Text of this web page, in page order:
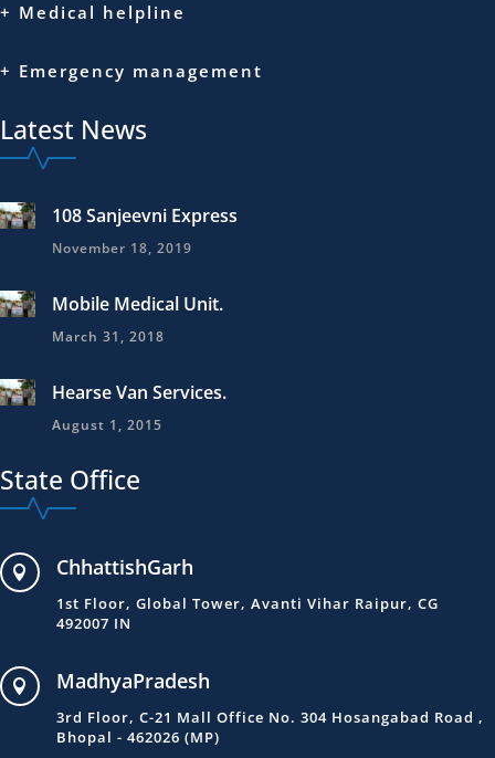
+ Medical helpline
+ Emergency management
Latest News
108 Sanjeevni Express
November 18, 2019
Mobile Medical Unit.
March 31, 2018
Hearse Van Services.
August 1, 2015
State Office
 ChhattishGarh
1st Floor, Global Tower, Avanti Vihar Raipur, CG
492007 IN
 MadhyaPradesh
3rd Floor, C-21 Mall Office No. 304 Hosangabad Road ,
Bhopal - 462026 (MP)